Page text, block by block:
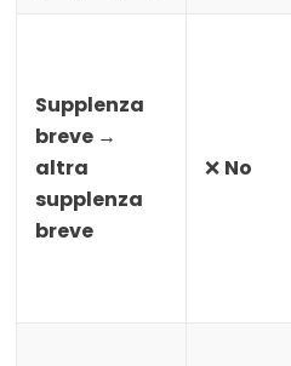
Supplenza
breve →
altra
supplenza
breve
❌ No